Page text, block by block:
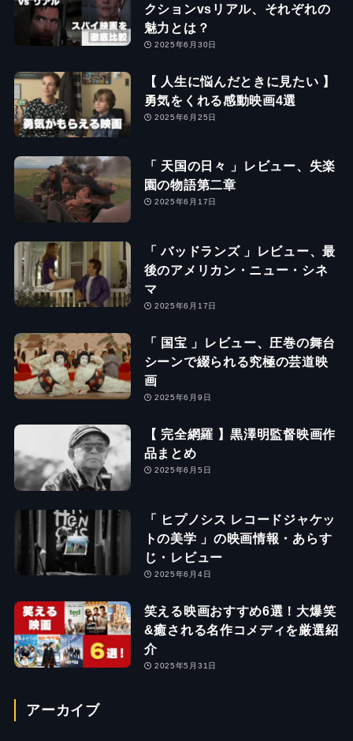
クションvsリアル、それぞれの
魅力とは？
2025年6月30日
【 人生に悩んだときに見たい 】
勇気をくれる感動映画4選
2025年6月25日
「 天国の日々 」レビュー、失楽
園の物語第二章
2025年6月17日
「 バッドランズ 」レビュー、最
後のアメリカン・ニュー・シネ
マ
2025年6月17日
「 国宝 」レビュー、圧巻の舞台
シーンで綴られる究極の芸道映
画
2025年6月9日
【 完全網羅 】黒澤明監督映画作
品まとめ
2025年6月5日
「 ヒプノシス レコードジャケッ
トの美学 」の映画情報・あらす
じ・レビュー
2025年6月4日
笑える映画おすすめ6選！大爆笑
&癒される名作コメディを厳選紹
介
2025年5月31日
アーカイブ